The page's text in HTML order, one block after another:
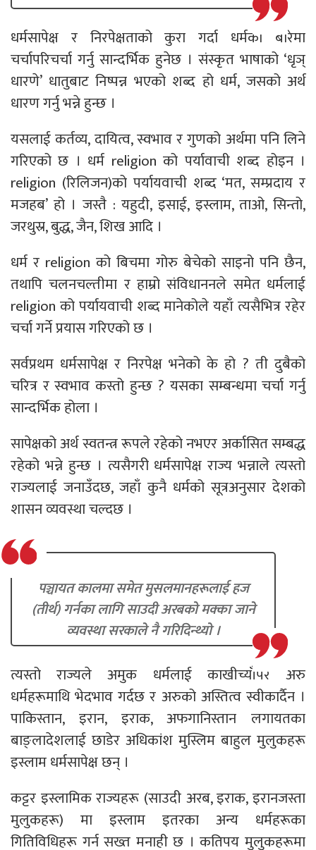
धर्मसापेक्ष र निरपेक्षताको कुरा गर्दा धर्मको बारेमा
चर्चापरिचर्चा गर्नु सान्दर्भिक हुनेछ । संस्कृत भाषाको ‘धृञ्
धारणे’ धातुबाट निष्पन्न भएको शब्द हो धर्म, जसको अर्थ
धारण गर्नु भन्ने हुन्छ ।
यसलाई कर्तव्य, दायित्व, स्वभाव र गुणको अर्थमा पनि लिने
गरिएको छ । धर्म religion को पर्यावाची शब्द होइन ।
religion (रिलिजन)को पर्यायवाची शब्द ‘मत, सम्प्रदाय र
मजहब’ हो । जस्तै : यहुदी, इसाई, इस्लाम, ताओ, सिन्तो,
जरथुस्र, बुद्ध, जैन, शिख आदि ।
धर्म र religion को बिचमा गोरु बेचेको साइनो पनि छैन,
तथापि चलनचल्तीमा र हाम्रो संविधाननले समेत धर्मलाई
religion को पर्यायवाची शब्द मानेकोले यहाँ त्यसैभित्र रहेर
चर्चा गर्ने प्रयास गरिएको छ ।
सर्वप्रथम धर्मसापेक्ष र निरपेक्ष भनेको के हो ? ती दुबैको
चरित्र र स्वभाव कस्तो हुन्छ ? यसका सम्बन्धमा चर्चा गर्नु
सान्दर्भिक होला ।
सापेक्षको अर्थ स्वतन्त्र रूपले रहेको नभएर अर्कासित सम्बद्ध
रहेको भन्ने हुन्छ । त्यसैगरी धर्मसापेक्ष राज्य भन्नाले त्यस्तो
राज्यलाई जनाउँदछ, जहाँ कुनै धर्मको सूत्रअनुसार देशको
शासन व्यवस्था चल्दछ ।
पञ्चायत कालमा समेत मुसलमानहरूलाई हज
(तीर्थ) गर्नका लागि साउदी अरबको मक्का जाने
व्यवस्था सरकाले नै गरिदिन्थ्यो ।
त्यस्तो राज्यले अमुक धर्मलाई काखीच्याँपेर अरु
धर्महरूमाथि भेदभाव गर्दछ र अरुको अस्तित्व स्वीकार्दैन ।
पाकिस्तान, इरान, इराक, अफगानिस्तान लगायतका
बाङ्लादेशलाई छाडेर अधिकांश मुस्लिम बाहुल मुलुकहरू
इस्लाम धर्मसापेक्ष छन् ।
कट्टर इस्लामिक राज्यहरू (साउदी अरब, इराक, इरानजस्ता
मुलुकहरू) मा इस्लाम इतरका अन्य धर्महरूका
गितिविधिहरू गर्न सख्त मनाही छ । कतिपय मुलुकहरूमा